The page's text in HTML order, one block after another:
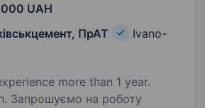
UAH
ПрАТ
Ivano-
more than 1 year.